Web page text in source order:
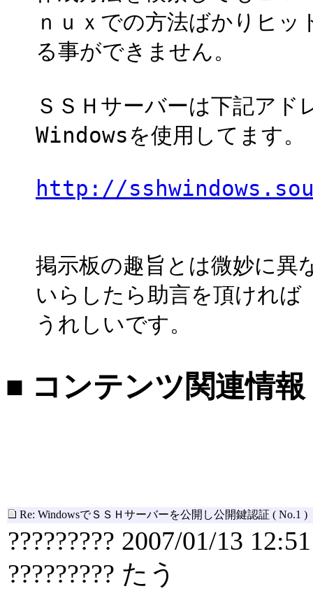
ｎｕｘでの方法ばかりヒ
る事ができません。
ＳＳＨサーバーは下記ア
Windowsを使用してます。
http://
掲示板の趣旨とは微妙に異
いらしたら助言を頂ければ
うれしいです。
■ コンテンツ関連情報
Re: WindowsでＳＳＨサーバーを公開し公開鍵認証 ( No.1 )
????????? 2007/01/13 12:51
????????? たう